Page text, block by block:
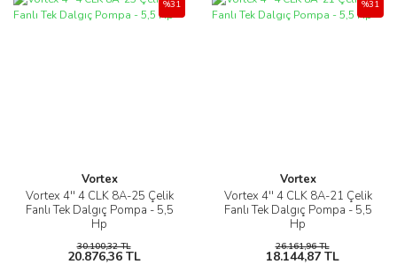
Vortex
Vortex 4'' 4 CLK 8A-25 Çelik
Fanlı Tek Dalgıç Pompa - 5,5
Hp
%31
30.100,32 TL
20.876,36 TL
Vortex
Vortex 4'' 4 CLK 8A-21 Çelik
Fanlı Tek Dalgıç Pompa - 5,5
Hp
%31
26.161,96 TL
18.144,87 TL